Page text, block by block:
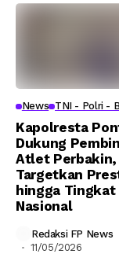
News TNI - Polri -
Kapolresta
Dukung
Atlet Perbakin,
Targetkan
hingga Tingkat
Nasional
Redaksi FP News
11/05/2026